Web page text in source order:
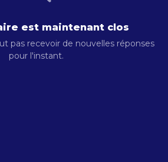
est maintenant clos
pas recevoir de nouvelles réponses
pour l'instant.